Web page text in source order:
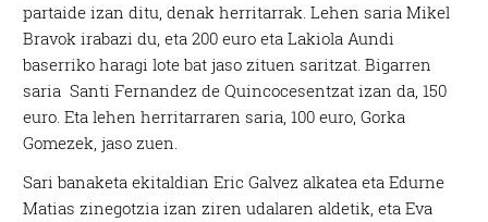
partaide izan ditu, denak herritarrak. Lehen saria Mikel
Bravok irabazi du, eta 200 euro eta Lakiola Aundi
baserriko haragi lote bat jaso zituen saritzat. Bigarren
saria Santi Fernandez de Quincocesentzat izan da, 150
euro. Eta lehen herritarraren saria, 100 euro, Gorka
Gomezek, jaso zuen.
Sari banaketa ekitaldian Eric Galvez alkatea eta Edurne
Matias zinegotzia izan ziren udalaren aldetik, eta Eva